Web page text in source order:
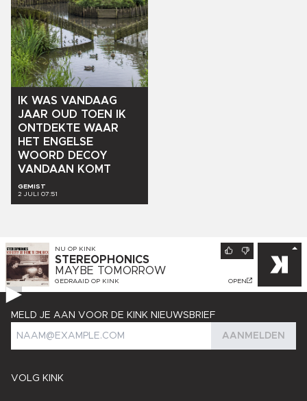
IK WAS VANDAAG
JAAR OUD TOEN
IK
ONTDEKTE WAAR
HET ENGELSE
WOORD DECOY
VANDAAN
KOMT
GEMIST
2 JULI 07:51
NU OP KINK
STEREOPHONICS
MAYBE TOMORROW
GEDRAAID OP KINK OPEN
VOLG KINK
MELD JE AAN VOOR DE KINK NIEUWSBRIEF
AANMELDEN